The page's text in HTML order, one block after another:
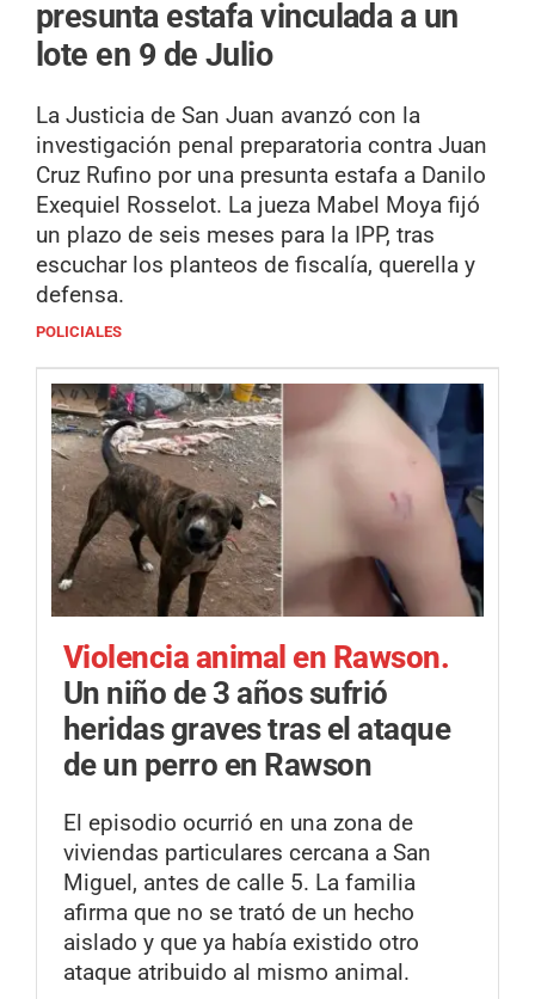
presunta estafa vinculada a un
lote en 9 de Julio
La Justicia de San Juan avanzó con la
investigación penal preparatoria contra Juan
Cruz Rufino por una presunta estafa a Danilo
Exequiel Rosselot. La jueza Mabel Moya fijó
un plazo de seis meses para la IPP, tras
escuchar los planteos de fiscalía, querella y
defensa.
POLICIALES
Violencia animal en Rawson.
Un niño de 3 años sufrió
heridas graves tras el ataque
de un perro en Rawson
El episodio ocurrió en una zona de
viviendas particulares cercana a San
Miguel, antes de calle 5. La familia
afirma que no se trató de un hecho
aislado y que ya había existido otro
ataque atribuido al mismo animal.